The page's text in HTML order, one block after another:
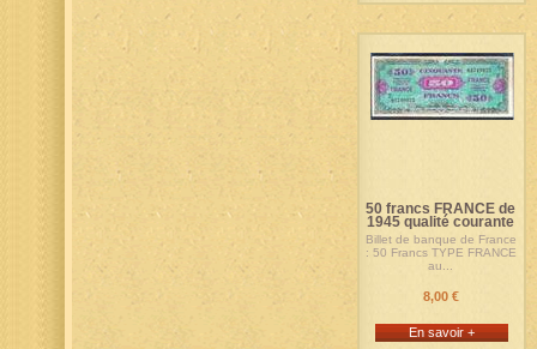
50 francs FRANCE de
1945 qualité courante
Billet de banque de France
: 50 Francs TYPE FRANCE
au...
8,00 €
En savoir +